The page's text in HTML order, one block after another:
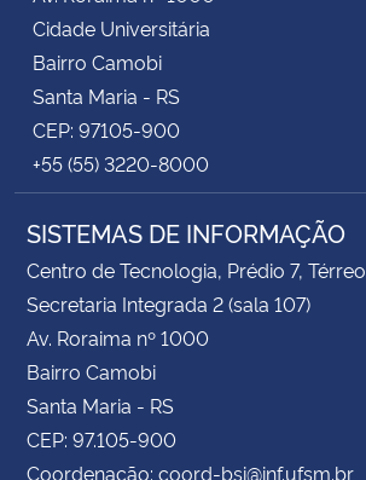
Secretaria de Governo
Gabinete de Segurança Institucional
Banco Central do Brasil
Planalto
Cidade Universitária
Bairro Camobi
Santa Maria - RS
CEP: 97105-900
+55 (55) 3220-8000
SISTEMAS DE INFORMAÇÃO
Centro de Tecnologia, Prédio 7, Térreo
Secretaria Integrada 2 (sala 107)
Av. Roraima nº 1000
Bairro Camobi
Santa Maria - RS
CEP: 97.105-900
Coordenação: coord-bsi@inf.ufsm.br